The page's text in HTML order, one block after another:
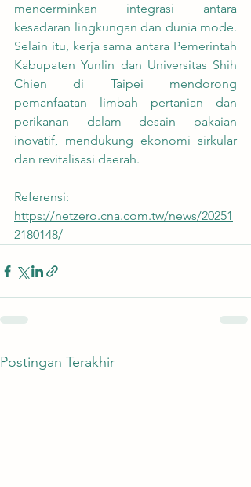
mencerminkan integrasi antara
kesadaran lingkungan dan dunia mode.
Selain itu, kerja sama antara Pemerintah
Kabupaten Yunlin dan Universitas Shih
Chien di Taipei mendorong
pemanfaatan limbah pertanian dan
perikanan dalam desain pakaian
inovatif, mendukung ekonomi sirkular
dan revitalisasi daerah.
Referensi:
https://netzero.cna.com.tw/news/20251
2180148/
Postingan Terakhir